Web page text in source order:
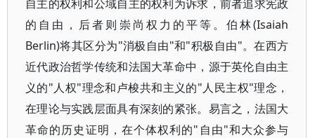
自主的权利和公域自主的权利为诉求，前者追求宪政
的自由，后者则崇尚权力的平等。伯林(Isaiah
Berlin)将其区分为"消极自由"和"积极自由"。在西方
近代政治哲学传统和法国大革命中，源于英伦自由主
义的"人权"理念和卢梭共和主义的"人民主权"理念，
在理论与实践层面具有深刻的紧张。易言之，法国大
革命的历史证明，在个体权利的"自由"和大众参与